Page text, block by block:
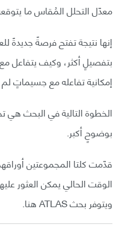
معدّل التحلل المُقاس ما
إنها نتيجة تفتح فرصةً جديدةً
بتفصيلٍ أكثر، وكيف يتفاعل
إمكانية تفاعله مع جسيماتٍ
الخطوة التالية في البحث هي
بوضوحٍ أكبر.
قدّمت كلتا المجموعتين
ويتوفر بحث ATLAS هنا.